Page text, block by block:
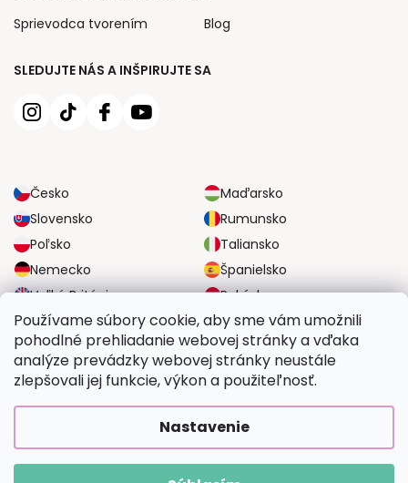
Používame súbory cookie, aby sme vám umožnili
pohodlné prehliadanie webovej stránky a vďaka
analýze prevádzky webovej stránky neustále
zlepšovali jej funkcie, výkon a použiteľnosť.
Nastavenie
SLEDUJTE NÁS A INŠPIRUJTE SA
Česko
Maďarsko
Slovensko
Rumunsko
Poľsko
Taliansko
Nemecko
Španielsko
Veľká Británia
Rakúsko
Sprievodca tvorením
Blog
SPOĽAHLIVÉ MOŽNOSTI DOPRAVY
BEZPEČNÉ MOŽNOSTI PLATBY